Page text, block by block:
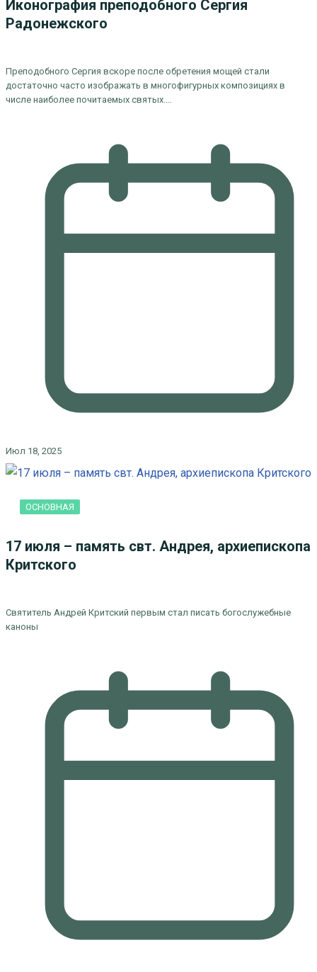
Иконография преподобного Сергия
Радонежского
Преподобного Сергия вскоре после обретения мощей стали
достаточно часто изображать в многофигурных композициях в
числе наиболее почитаемых святых.…
Июл 18, 2025
ОСНОВНАЯ
17 июля – память свт. Андрея, архиепископа
Критского
Святитель Андрей Критский первым стал писать богослужебные
каноны